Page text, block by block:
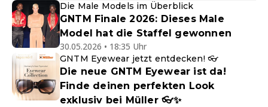
Die Male Models im Überblick
GNTM Finale 2026: Dieses Male
Model hat die Staffel gewonnen
30.05.2026 • 18:35 Uhr
GNTM Eyewear jetzt entdecken! 👓
Die neue GNTM Eyewear ist da!
Finde deinen perfekten Look
exklusiv bei Müller 👓✨